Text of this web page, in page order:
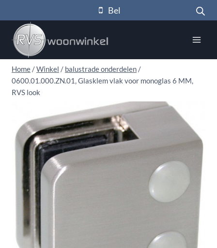
naar
inhoud
Bel
Home /Winkel / balustrade onderdelen /
0600.01.000.ZN.01, Glasklem vlak voor monoglas 6 MM,
RVS look